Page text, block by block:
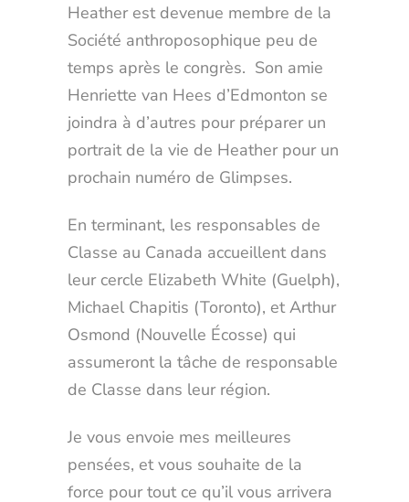
Heather est devenue membre de la
Société anthroposophique peu de
temps après le congrès. Son amie
Henriette van Hees d’Edmonton se
joindra à d’autres pour préparer un
portrait de la vie de Heather pour un
prochain numéro de Glimpses.
En terminant, les responsables de
Classe au Canada accueillent dans
leur cercle Elizabeth White (Guelph),
Michael Chapitis (Toronto), et Arthur
Osmond (Nouvelle Écosse) qui
assumeront la tâche de responsable
de Classe dans leur région.
Je vous envoie mes meilleures
pensées, et vous souhaite de la
force pour tout ce qu’il vous arrivera